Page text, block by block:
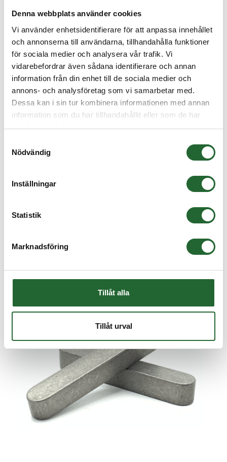
Denna webbplats använder cookies
Vi använder enhetsidentifierare för att anpassa innehållet
och annonserna till användarna, tillhandahålla funktioner
för sociala medier och analysera vår trafik. Vi
vidarebefordrar även sådana identifierare och annan
information från din enhet till de sociala medier och
annons- och analysföretag som vi samarbetar med.
Dessa kan i sin tur kombinera informationen med annan
information som du har tillhandahållit eller som de har
samlat in när du har använt deras tjänster.
Nödvändig
Inställningar
Statistik
Marknadsföring
Tillåt alla
Tillåt urval
höjd x l...
12,50 :-
Köp